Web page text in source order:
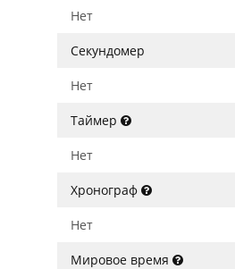
Нет
Секундомер
Нет
Таймер
Нет
Хронограф
Нет
Мировое время